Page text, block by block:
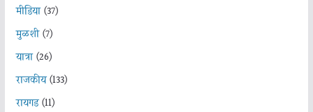
मीडिया(37)
मुळशी(7)
यात्रा(26)
राजकीय(133)
रायगड(11)